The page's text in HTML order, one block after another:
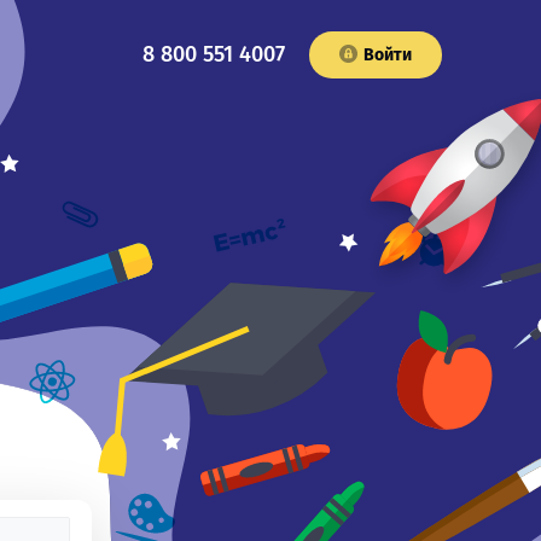
8 800 551 4007 Войти